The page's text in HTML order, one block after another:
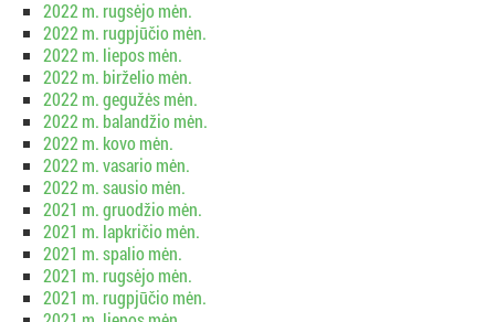
2022 m. rugsėjo mėn.
2022 m. rugpjūčio mėn.
2022 m. liepos mėn.
2022 m. birželio mėn.
2022 m. gegužės mėn.
2022 m. balandžio mėn.
2022 m. kovo mėn.
2022 m. vasario mėn.
2022 m. sausio mėn.
2021 m. gruodžio mėn.
2021 m. lapkričio mėn.
2021 m. spalio mėn.
2021 m. rugsėjo mėn.
2021 m. rugpjūčio mėn.